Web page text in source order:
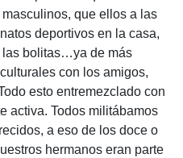
que ellos a las
deportivos en la casa,
las bolitas…ya de más
con los amigos,
esto entremezclado con
activa. Todos militábamos
a eso de los doce o
hermanos eran parte